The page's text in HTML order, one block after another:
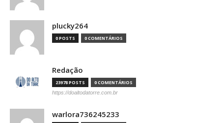
plucky264
0 POSTS 0 COMENTÁRIOS
Redação
23978 POSTS 0 COMENTÁRIOS
https://doaltodatorre.com.br
warlora736245233